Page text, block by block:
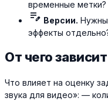
временные метки?
edit_note Версии. Нужны
эффекты
От чего
Что влияет на оценку
звука для видео»: —